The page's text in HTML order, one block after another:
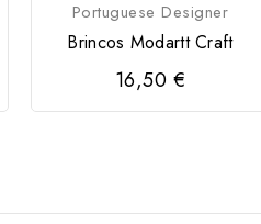
Portuguese Designer
Brincos Modartt Craft
16,50 €